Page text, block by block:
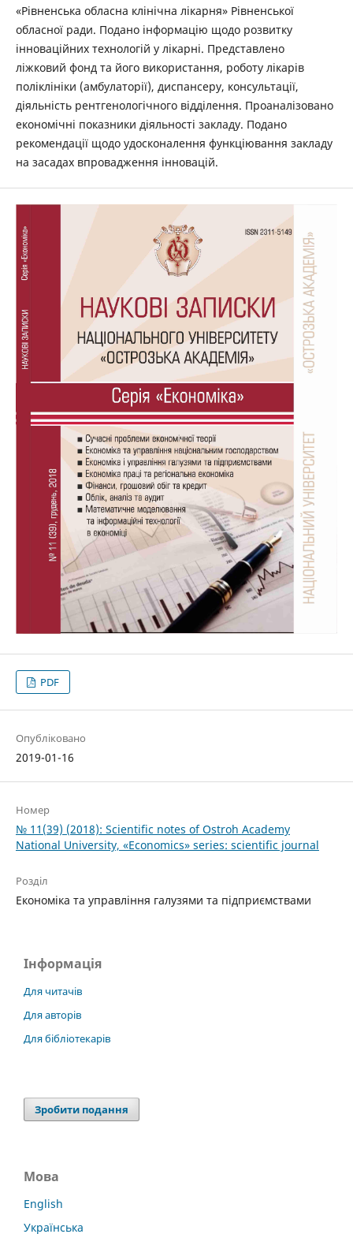
«Рівненська обласна клінічна лікарня» Рівненської
обласної ради. Подано інформацію щодо розвитку
інноваційних технологій у лікарні. Представлено
ліжковий фонд та його використання, роботу лікарів
поліклініки (амбулаторії), диспансеру, консультації,
діяльність рентгенологічного відділення. Проаналізовано
економічні показники діяльності закладу. Подано
рекомендації щодо удосконалення функціювання закладу
на засадах впровадження інновацій.
PDF
Опубліковано
2019-01-16
Номер
№ 11(39) (2018): Scientific notes of Ostroh Academy
National University, «Economics» series: scientific journal
Розділ
Економіка та управління галузями та підприємствами
Інформація
Для читачів
Для авторів
Для бібліотекарів
Зробити подання
Мова
English
Українська